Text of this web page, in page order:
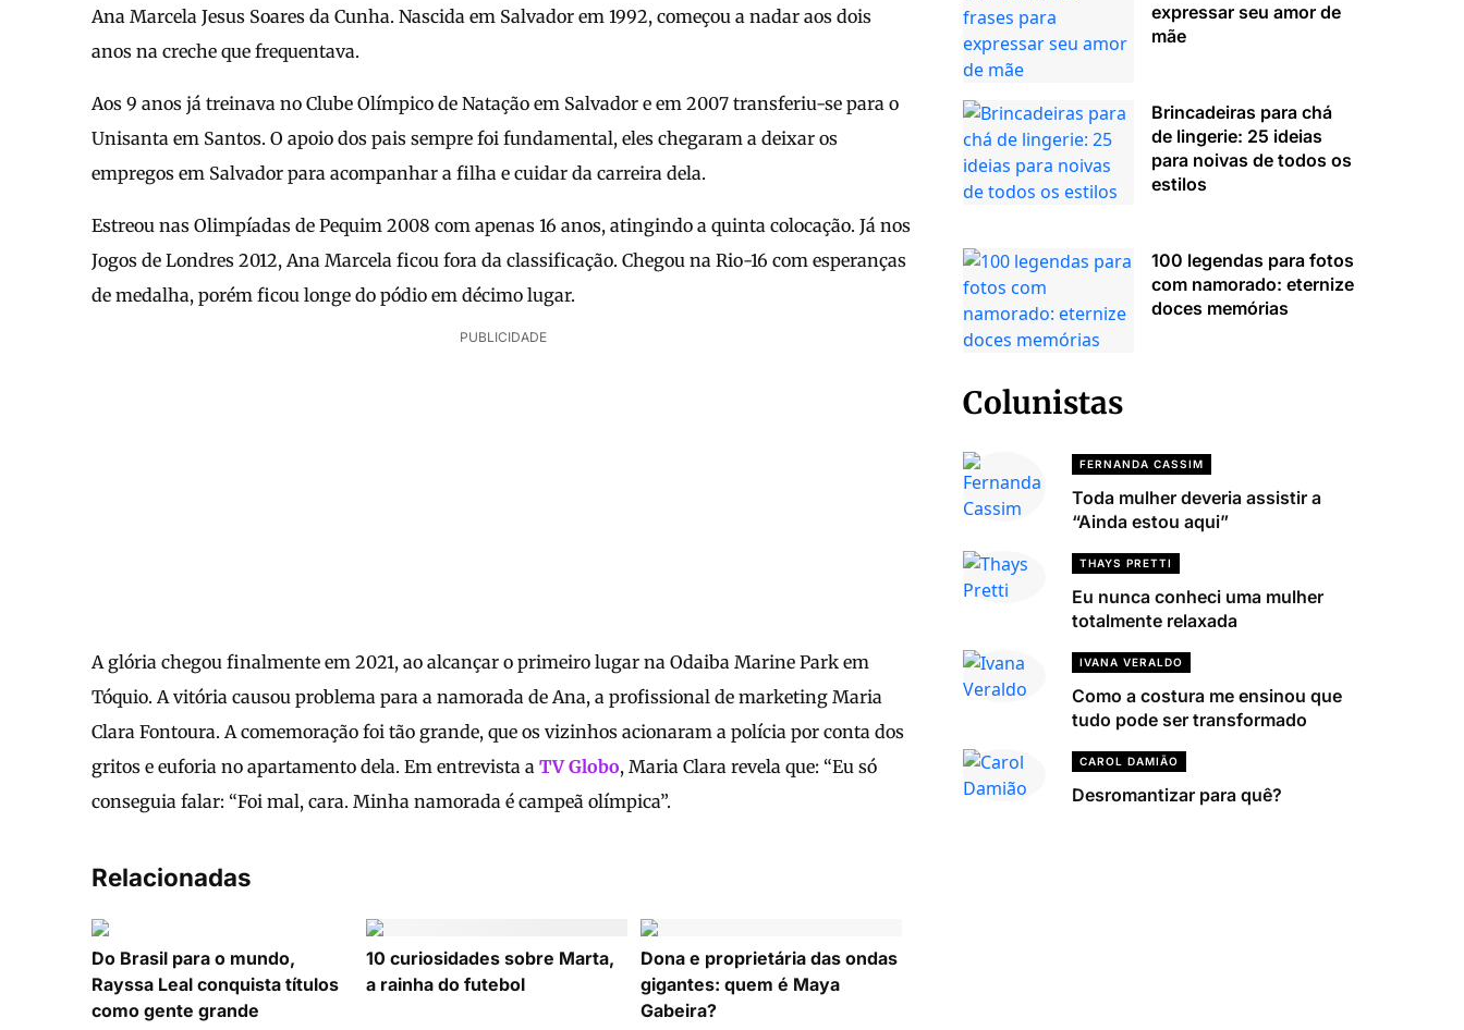
Ana Marcela Jesus Soares da Cunha. Nascida em Salvador em 1992, começou a nadar aos dois
anos na creche que frequentava.
Aos 9 anos já treinava no Clube Olímpico de Natação em Salvador e em 2007 transferiu-se para o
Unisanta em Santos. O apoio dos pais sempre foi fundamental, eles chegaram a deixar os
empregos em Salvador para acompanhar a filha e cuidar da carreira dela.
Estreou nas Olimpíadas de Pequim 2008 com apenas 16 anos, atingindo a quinta colocação. Já nos
Jogos de Londres 2012, Ana Marcela ficou fora da classificação. Chegou na Rio-16 com esperanças
de medalha, porém ficou longe do pódio em décimo lugar.
PUBLICIDADE
A glória chegou finalmente em 2021, ao alcançar o primeiro lugar na Odaiba Marine Park em
Tóquio. A vitória causou problema para a namorada de Ana, a profissional de marketing Maria
Clara Fontoura. A comemoração foi tão grande, que os vizinhos acionaram a polícia por conta dos
gritos e euforia no apartamento dela. Em entrevista a TV Globo, Maria Clara revela que: “Eu só
conseguia falar: “Foi mal, cara. Minha namorada é campeã olímpica”.
Relacionadas
Do Brasil para o mundo,
Rayssa Leal conquista títulos
como gente grande
10 curiosidades sobre Marta,
a rainha do futebol
Dona e proprietária das ondas
gigantes: quem é Maya
Gabeira?
expressar seu amor de
mãe
Brincadeiras para chá
de lingerie: 25 ideias
para noivas de todos os
estilos
100 legendas para fotos
com namorado: eternize
doces memórias
Colunistas
FERNANDA CASSIM
Toda mulher deveria assistir a
“Ainda estou aqui”
THAYS PRETTI
Eu nunca conheci uma mulher
totalmente relaxada
IVANA VERALDO
Como a costura me ensinou que
tudo pode ser transformado
CAROL DAMIÃO
Desromantizar para quê?